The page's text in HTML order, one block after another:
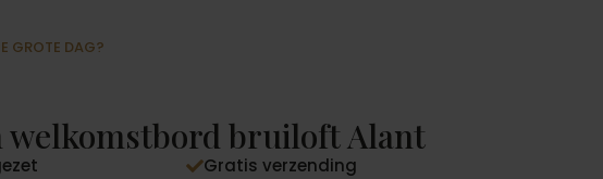
GROTE DAG?
welkomstbord bruiloft Alant
Gratis verzending